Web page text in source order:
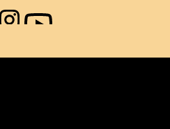
Instagram
YouTube